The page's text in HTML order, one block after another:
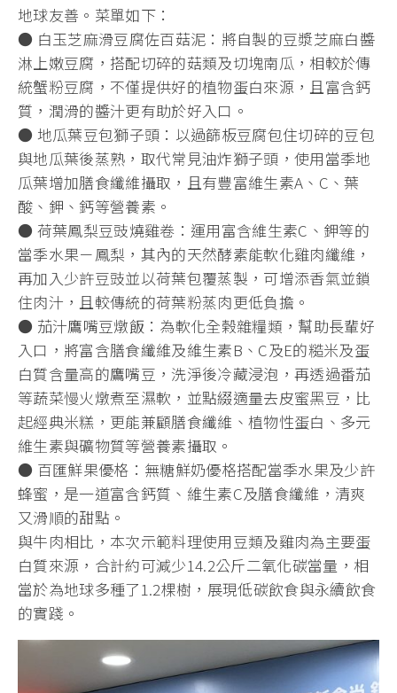
地球友善。菜單如下：
● 白玉芝麻滑豆腐佐百菇泥：將自製的豆漿芝麻白醬
淋上嫩豆腐，搭配切碎的菇類及切塊南瓜，相較於傳
統蟹粉豆腐，不僅提供好的植物蛋白來源，且富含鈣
質，潤滑的醬汁更有助於好入口。
● 地瓜葉豆包獅子頭：以過篩板豆腐包住切碎的豆包
與地瓜葉後蒸熟，取代常見油炸獅子頭，使用當季地
瓜葉增加膳食纖維攝取，且有豐富維生素A、C、葉
酸、鉀、鈣等營養素。
● 荷葉鳳梨豆豉燒雞卷：運用富含維生素C、鉀等的
當季水果－鳳梨，其內的天然酵素能軟化雞肉纖維，
再加入少許豆豉並以荷葉包覆蒸製，可增添香氣並鎖
住肉汁，且較傳統的荷葉粉蒸肉更低負擔。
● 茄汁鷹嘴豆燉飯：為軟化全榖雜糧類，幫助長輩好
入口，將富含膳食纖維及維生素B、C及E的糙米及蛋
白質含量高的鷹嘴豆，洗淨後冷藏浸泡，再透過番茄
等蔬菜慢火燉煮至濕軟，並點綴適量去皮蜜黑豆，比
起經典米糕，更能兼顧膳食纖維、植物性蛋白、多元
維生素與礦物質等營養素攝取。
● 百匯鮮果優格：無糖鮮奶優格搭配當季水果及少許
蜂蜜，是一道富含鈣質、維生素C及膳食纖維，清爽
又滑順的甜點。
與牛肉相比，本次示範料理使用豆類及雞肉為主要蛋
白質來源，合計約可減少14.2公斤二氧化碳當量，相
當於為地球多種了1.2棵樹，展現低碳飲食與永續飲食
的實踐。